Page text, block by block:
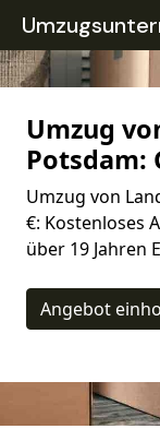
Umzug
Potsdam:
Umzug von
€: Kostenloses
über 19 Jahren
Angebot